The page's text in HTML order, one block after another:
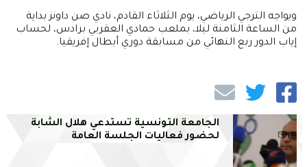
ويواجه الترجي الرياضي، يوم الثلاثاء القادم، نادي صن داونز بداية
من الساعة الثامنة ليلا، بملعب حمادي العقربي برادس، لحساب
إياب الدور ربع النهائي من مسابقة دوري أبطال إفريقيا.
الجامعة التونسية تستدعي هلال الشابة
لحضور فعاليات الجلسة العامة